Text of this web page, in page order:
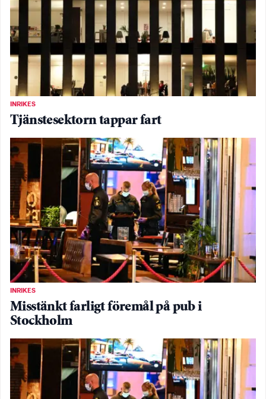
INRIKES
Tjänstesektorn tappar fart
INRIKES
Misstänkt farligt föremål på pub i
Stockholm